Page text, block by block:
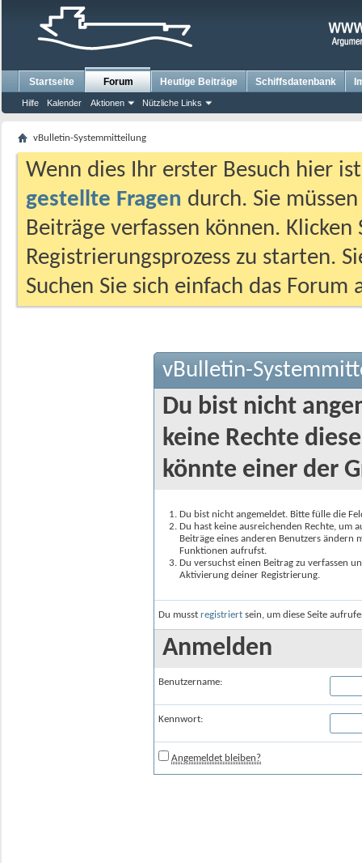
Startseite Forum
Hilfe Kalender Aktionen Nützliche Links
Heutige Beiträge Schiffsdatenbank
vBulletin-Systemmitteilung
Wenn dies Ihr erster Besuch hier
gestellte Fragen durch. Sie
Beiträge verfassen können.
Registrierungsprozess zu starten.
Suchen Sie sich einfach das
vBulletin-
Du bist nicht
keine Rechte
könnte einer der
Du bist nicht angemeldet. Bitte fülle die
Du hast keine ausreichenden Rechte, um
Beiträge eines anderen Benutzers
Funktionen aufrufst.
Du versuchst einen Beitrag zu verfassen
Aktivierung deiner Registrierung.
Du musst registriert sein, um diese Seite
Anmelden
Benutzername:
Kennwort:
Angemeldet bleiben?